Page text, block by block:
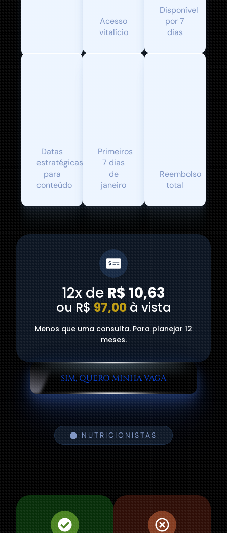
completo
Acesso
vitalício
Disponível
por 7
dias
Datas
estratégicas
para
conteúdo
Primeiros
7 dias
de
janeiro
Reembolso
total
INVESTIMENTO:
12x de R$ 10,63​
ou R$ 97,00à vista
Menos que uma consulta. Para planejar 12
meses.
SIM, QUERO MINHA VAGA
NUTRICIONISTAS